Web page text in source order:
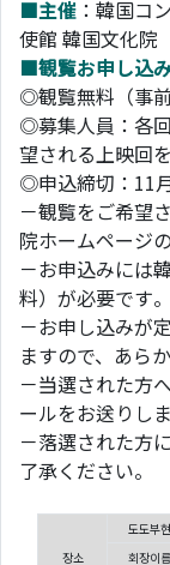
■主催 ：韓国コ
使館 韓国文化院
■観覧お申し込
◎観覧無料（事前
◎募集人員：各
望される上映回
◎申込締切：11
－観覧をご希望
院ホームページ
－お申込みには
料）が必要です。
－お申し込みが
ますので、あら
－当選された方
ールをお送りしま
－落選された方
了承ください。
장소
도도부현
회장이름